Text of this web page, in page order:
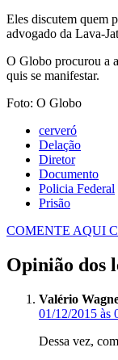
Eles discutem quem
advogado da Lava-
O Globo procurou a
quis se manifestar.
Foto: O Globo
cerveró
Delação
Diretor
Documento
Policia Federal
Prisão
COMENTE AQUI
Opinião dos
Valério
01/12/2015 às
Dessa vez,